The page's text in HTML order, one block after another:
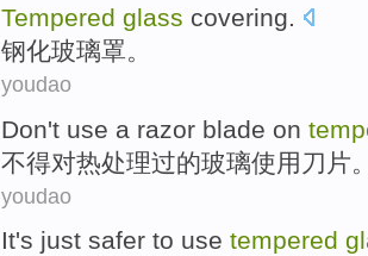
Tempered glass covering.
钢化玻璃罩。
youdao
Don't use a razor blade on
不得对热处理过的玻璃使用 刀片
youdao
It's just safer to use tempered